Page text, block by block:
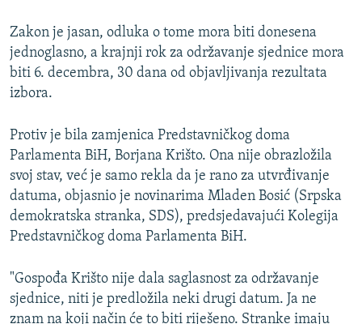
Zakon je jasan, odluka o tome mora biti donesena
jednoglasno, a krajnji rok za održavanje sjednice mora
biti 6. decembra, 30 dana od objavljivanja rezultata
izbora.
Protiv je bila zamjenica Predstavničkog doma
Parlamenta BiH, Borjana Krišto. Ona nije obrazložila
svoj stav, već je samo rekla da je rano za utvrđivanje
datuma, objasnio je novinarima Mladen Bosić (Srpska
demokratska stranka, SDS), predsjedavajući Kolegija
Predstavničkog doma Parlamenta BiH.
"Gospođa Krišto nije dala saglasnost za održavanje
sjednice, niti je predložila neki drugi datum. Ja ne
znam na koji način će to biti riješeno. Stranke imaju